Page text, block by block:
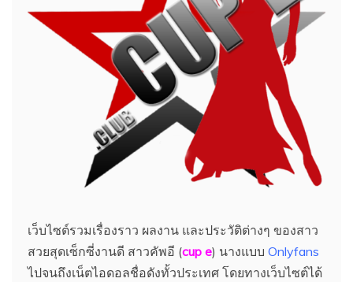
เว็บไซต์รวมเรื่องราว ผลงาน และประวัติต่างๆ ของสาว
สวยสุดเซ็กซี่งานดี สาวคัพอี (cup e) นางแบบ Onlyfans
ไปจนถึงเน็ตไอดอลชื่อดังทั้วประเทศ โดยทางเว็บไซต์ได้